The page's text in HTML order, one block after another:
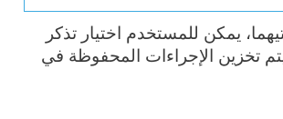
يمكن للمستخدم اختيار تذكر
تخزين الإجراءات المحفوظة في